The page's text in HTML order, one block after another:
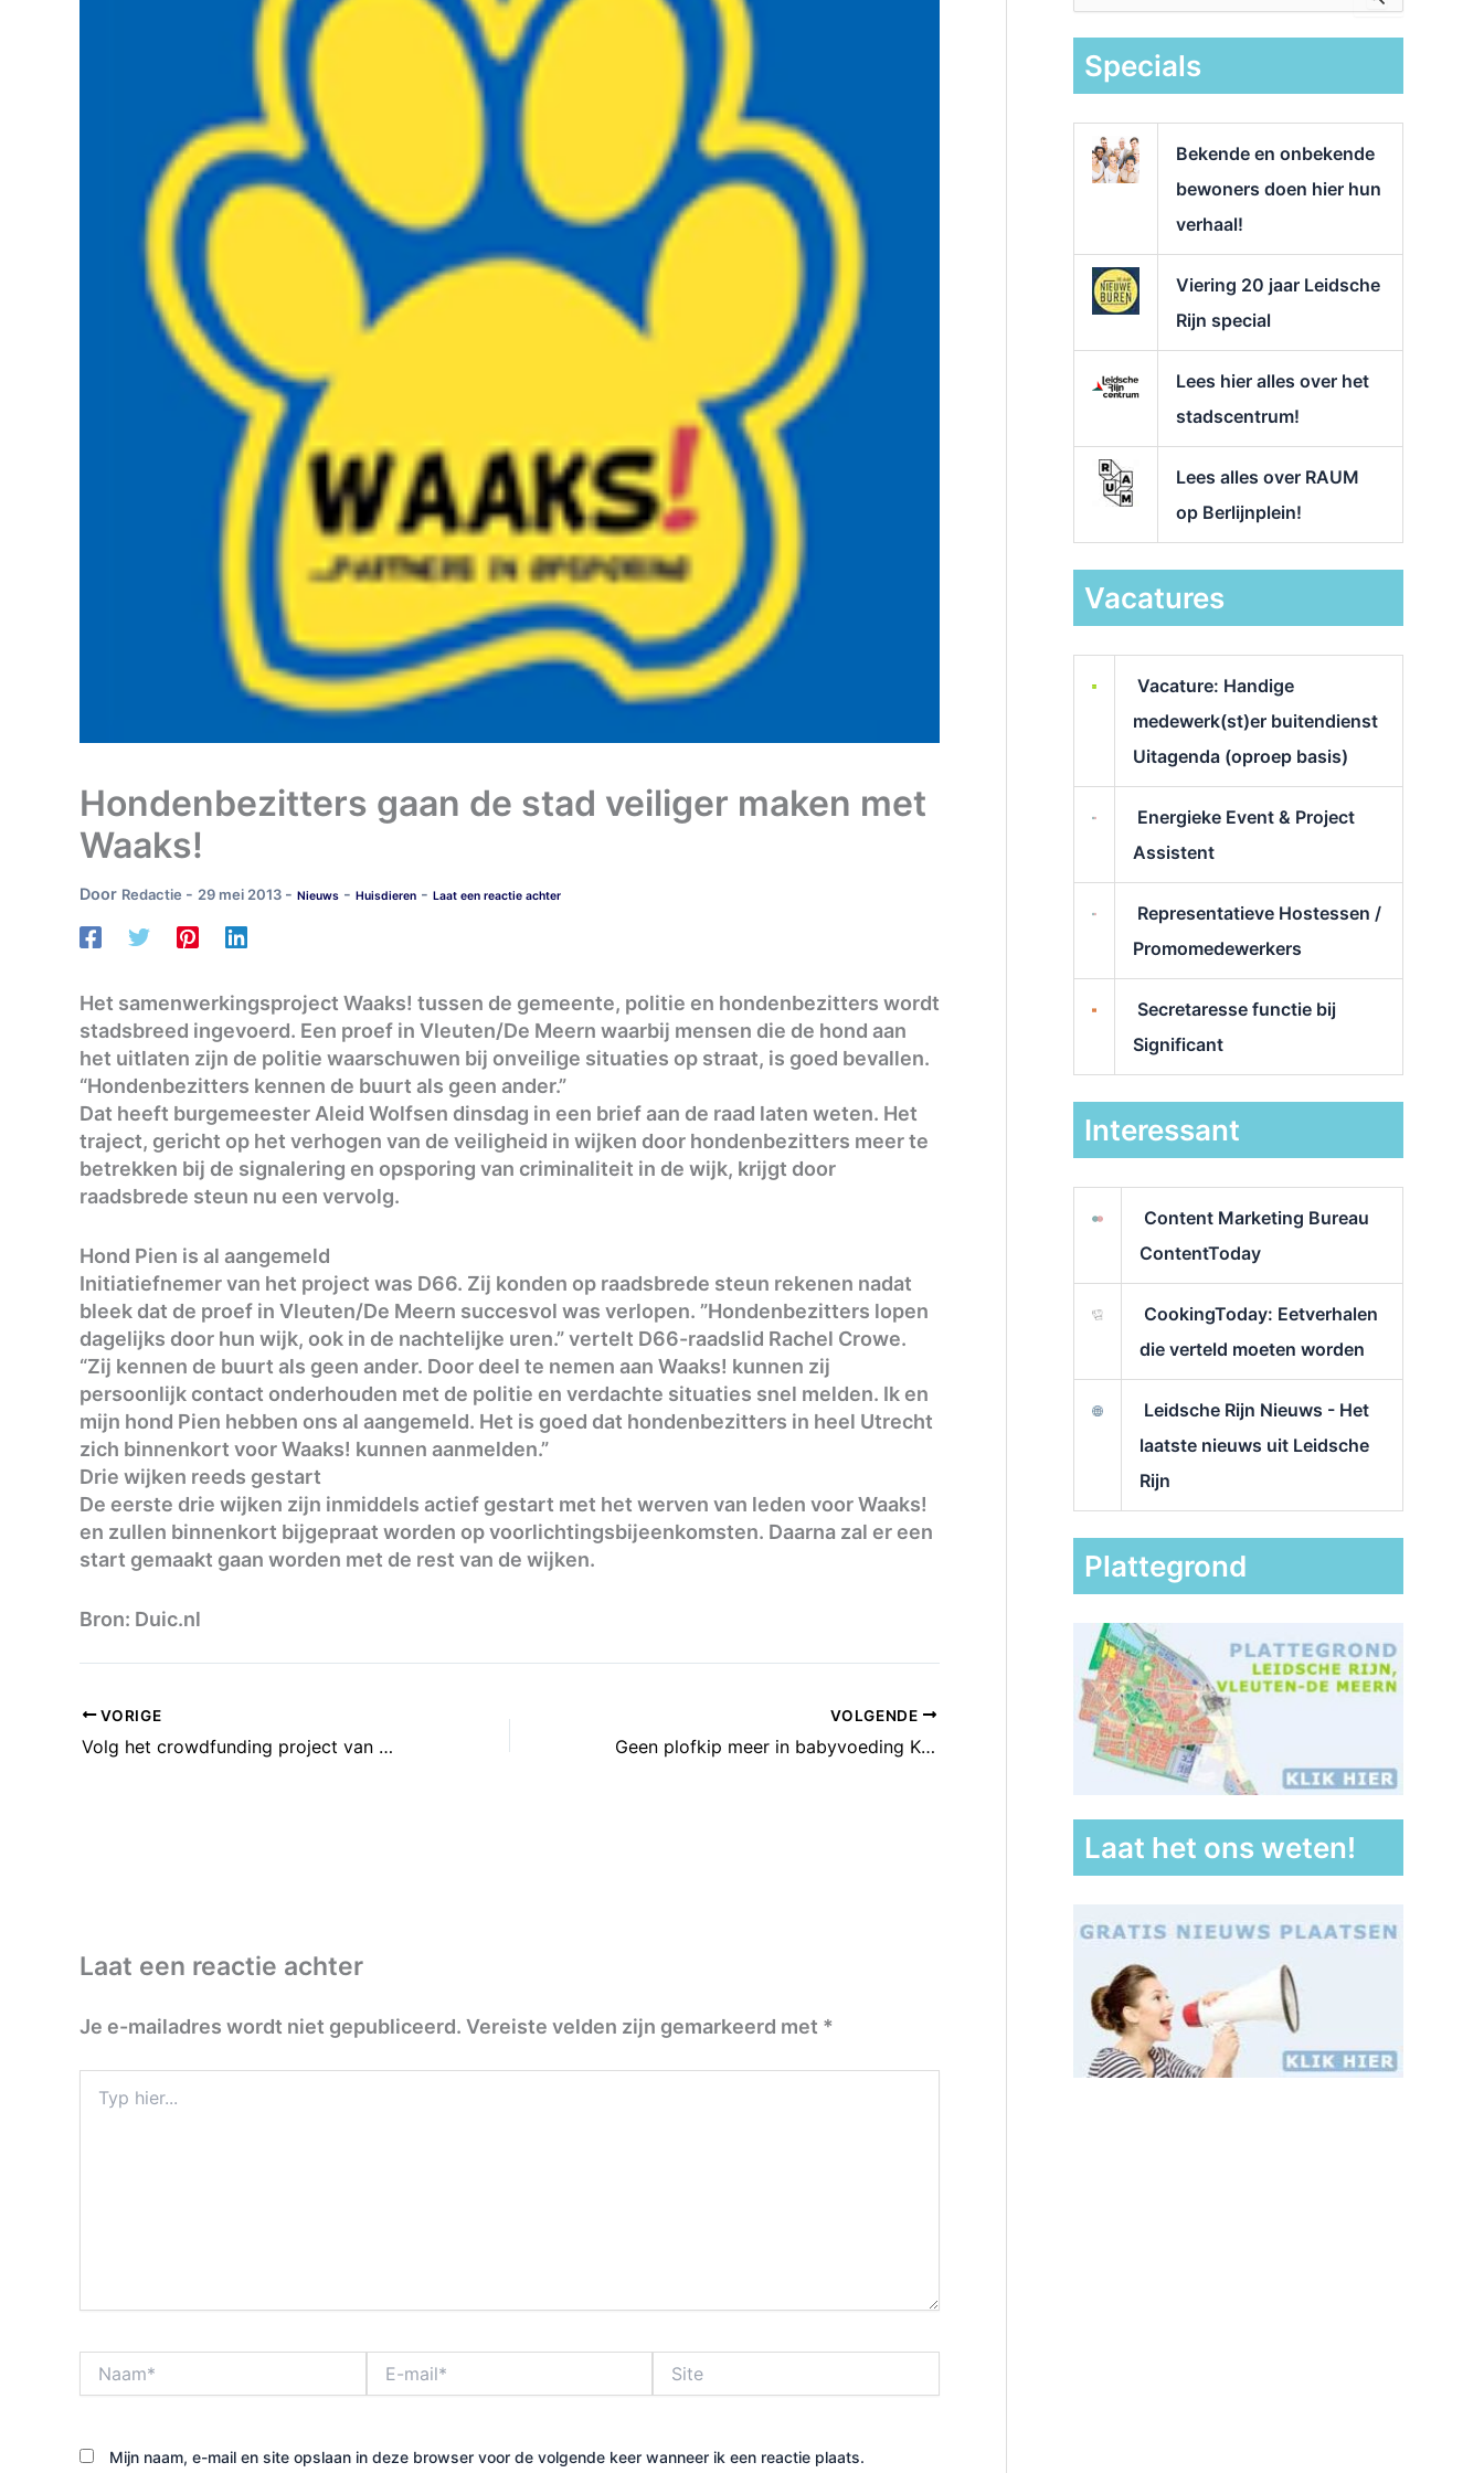
Hondenbezitters gaan de stad veiliger maken met
Waaks!
Door Redactie - 29 mei 2013 - Nieuws - Huisdieren - Laat een reactie achter
Het samenwerkingsproject Waaks! tussen de gemeente, politie en hondenbezitters wordt
stadsbreed ingevoerd. Een proef in Vleuten/De Meern waarbij mensen die de hond aan
het uitlaten zijn de politie waarschuwen bij onveilige situaties op straat, is goed bevallen.
“Hondenbezitters kennen de buurt als geen ander.”
Dat heeft burgemeester Aleid Wolfsen dinsdag in een brief aan de raad laten weten. Het
traject, gericht op het verhogen van de veiligheid in wijken door hondenbezitters meer te
betrekken bij de signalering en opsporing van criminaliteit in de wijk, krijgt door
raadsbrede steun nu een vervolg.
Hond Pien is al aangemeld
Initiatiefnemer van het project was D66. Zij konden op raadsbrede steun rekenen nadat
bleek dat de proef in Vleuten/De Meern succesvol was verlopen. ”Hondenbezitters lopen
dagelijks door hun wijk, ook in de nachtelijke uren.” vertelt D66-raadslid Rachel Crowe.
“Zij kennen de buurt als geen ander. Door deel te nemen aan Waaks! kunnen zij
persoonlijk contact onderhouden met de politie en verdachte situaties snel melden. Ik en
mijn hond Pien hebben ons al aangemeld. Het is goed dat hondenbezitters in heel Utrecht
zich binnenkort voor Waaks! kunnen aanmelden.”
Drie wijken reeds gestart
De eerste drie wijken zijn inmiddels actief gestart met het werven van leden voor Waaks!
en zullen binnenkort bijgepraat worden op voorlichtingsbijeenkomsten. Daarna zal er een
start gemaakt gaan worden met de rest van de wijken.
Bron: Duic.nl
VORIGE
Volg het crowdfunding project van Yoghurt Barn
VOLGENDE
Geen plofkip meer in babyvoeding Kruidvat
Laat een reactie achter
Je e-mailadres wordt niet gepubliceerd. Vereiste velden zijn gemarkeerd met *
hier...
mail*
Mijn naam, e-mail en site opslaan in deze browser voor de volgende keer wanneer ik een reactie plaats.
k
Specials
Bekende en onbekende
bewoners doen hier hun
verhaal!
Viering 20 jaar Leidsche
Rijn special
Lees hier alles over het
stadscentrum!
Lees alles over RAUM
op Berlijnplein!
Vacatures
Vacature: Handige
medewerk(st)er buitendienst
Uitagenda (oproep basis)
Energieke Event & Project
Assistent
Representatieve Hostessen /
Promomedewerkers
Secretaresse functie bij
Significant
Interessant
Content Marketing Bureau
ContentToday
CookingToday: Eetverhalen
die verteld moeten worden
Leidsche Rijn Nieuws - Het
laatste nieuws uit Leidsche
Rijn
Plattegrond
Laat het ons weten!